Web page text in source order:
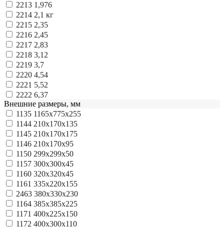
2213 1,976
2214 2,1 кг
2215 2,35
2216 2,45
2217 2,83
2218 3,12
2219 3,7
2220 4,54
2221 5,52
2222 6,37
Внешние размеры, мм
1135 1165x775x255
1144 210x170x135
1145 210x170x175
1146 210x170x95
1150 299x299x50
1157 300x300x45
1160 320x320x45
1161 335x220x155
2463 380x330x230
1164 385x385x225
1171 400x225x150
1172 400x300x110